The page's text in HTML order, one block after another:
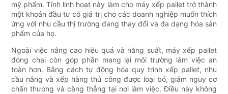
mỹ phẩm. Tính linh hoạt này làm cho máy xếp pallet trở thành
một khoản đầu tư có giá trị cho các doanh nghiệp muốn thích
ứng với nhu cầu thị trường đang thay đổi và đa dạng hóa sản
phẩm của họ.
Ngoài việc nâng cao hiệu quả và năng suất, máy xếp pallet
đóng chai còn góp phần mang lại môi trường làm việc an
toàn hơn. Bằng cách tự động hóa quy trình xếp pallet, nhu
cầu nâng và xếp hàng thủ công được loại bỏ, giảm nguy cơ
chấn thương và căng thẳng tại nơi làm việc. Điều này không